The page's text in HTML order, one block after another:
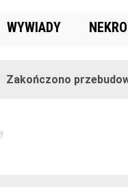
WYWIADY
przebudowę